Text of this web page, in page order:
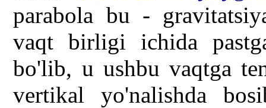
parabola bu -
vaqt birligi ichida
bo'lib, u ushbu vaqtga
vertikal yo'nalishda